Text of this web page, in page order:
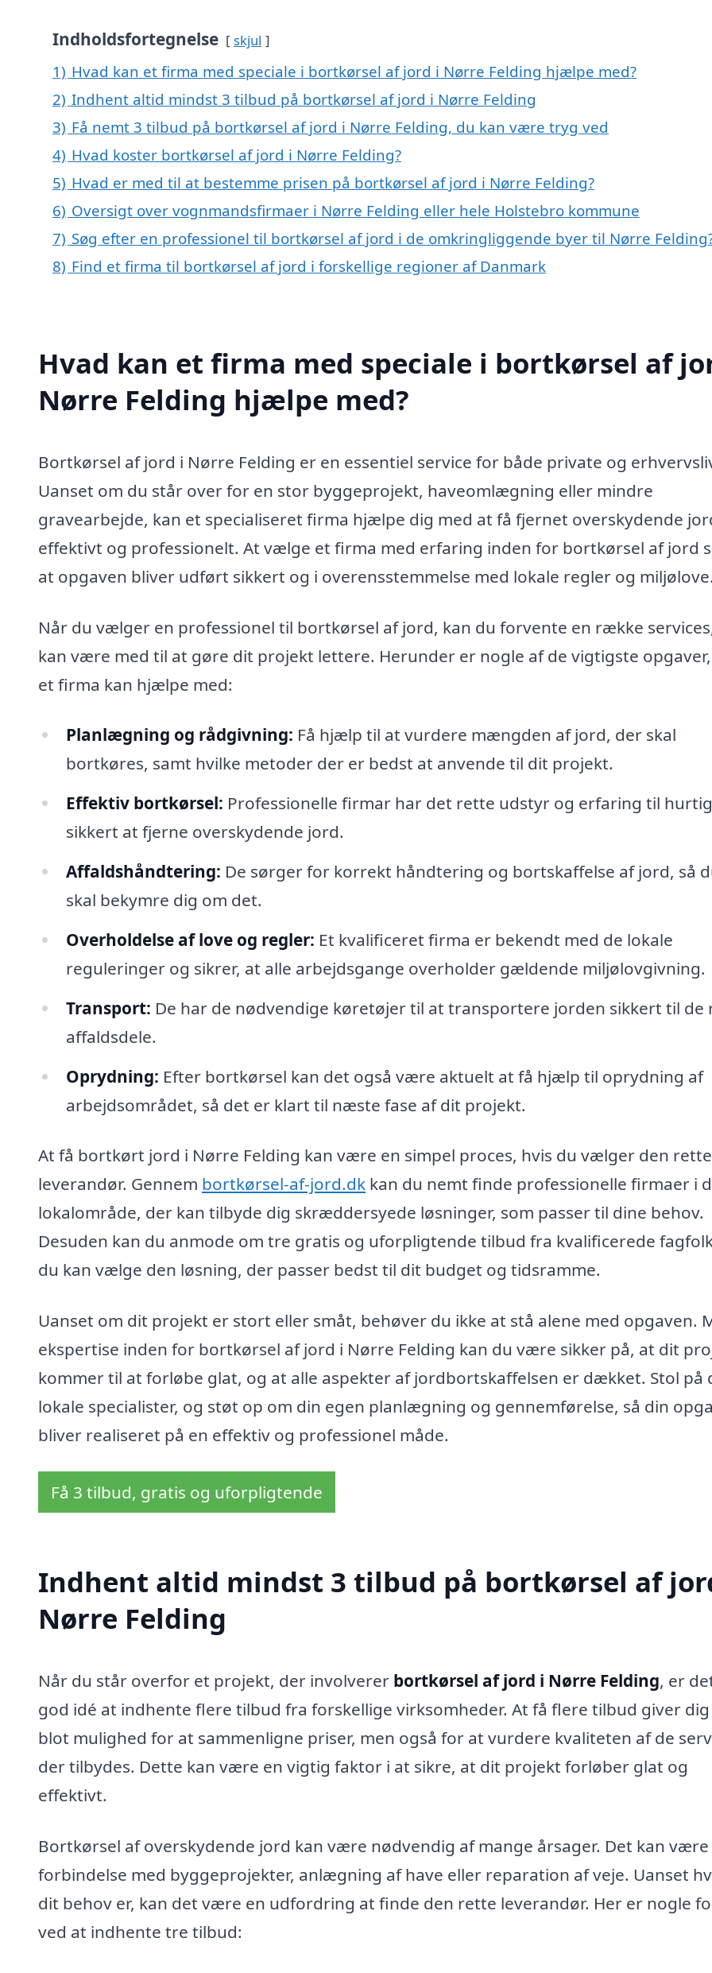
Indholdsfortegnelse skjul
1) Hvad kan et firma med speciale i bortkørsel af jord i Nørre Felding hjælpe med?
2) Indhent altid mindst 3 tilbud på bortkørsel af jord i Nørre Felding
3) Få nemt 3 tilbud på bortkørsel af jord i Nørre Felding, du kan være tryg ved
4) Hvad koster bortkørsel af jord i Nørre Felding?
5) Hvad er med til at bestemme prisen på bortkørsel af jord i Nørre Felding?
6) Oversigt over vognmandsfirmaer i Nørre Felding eller hele Holstebro kommune
7) Søg efter en professionel til bortkørsel af jord i de omkringliggende byer til Nørre
8) Find et firma til bortkørsel af jord i forskellige regioner af Danmark
Hvad kan et firma med speciale i bortkørsel af
Nørre Felding hjælpe med?
Bortkørsel af jord i Nørre Felding er en essentiel service for både private og
Uanset om du står over for en stor byggeprojekt, haveomlægning eller mindre
gravearbejde, kan et specialiseret firma hjælpe dig med at få fjernet overskydende
effektivt og professionelt. At vælge et firma med erfaring inden for bortkørsel af jord
at opgaven bliver udført sikkert og i overensstemmelse med lokale regler og miljølove.
Når du vælger en professionel til bortkørsel af jord, kan du forvente en række
kan være med til at gøre dit projekt lettere. Herunder er nogle af de vigtigste
et firma kan hjælpe med:
Planlægning og rådgivning: Få hjælp til at vurdere mængden af jord, der skal
bortkøres, samt hvilke metoder der er bedst at anvende til dit projekt.
Effektiv bortkørsel: Professionelle firmar har det rette udstyr og erfaring til
sikkert at fjerne overskydende jord.
Affaldshåndtering: De sørger for korrekt håndtering og bortskaffelse af jord, så
skal bekymre dig om det.
Overholdelse af love og regler: Et kvalificeret firma er bekendt med de lokale
reguleringer og sikrer, at alle arbejdsgange overholder gældende miljølovgivning.
Transport: De har de nødvendige køretøjer til at transportere jorden sikkert til de
affaldsdele.
Oprydning: Efter bortkørsel kan det også være aktuelt at få hjælp til oprydning af
arbejdsområdet, så det er klart til næste fase af dit projekt.
At få bortkørt jord i Nørre Felding kan være en simpel proces, hvis du vælger den rette
leverandør. Gennem bortkørsel-af-jord.dk kan du nemt finde professionelle firmaer i
lokalområde, der kan tilbyde dig skræddersyede løsninger, som passer til dine behov.
Desuden kan du anmode om tre gratis og uforpligtende tilbud fra kvalificerede
du kan vælge den løsning, der passer bedst til dit budget og tidsramme.
Uanset om dit projekt er stort eller småt, behøver du ikke at stå alene med opgaven.
ekspertise inden for bortkørsel af jord i Nørre Felding kan du være sikker på, at dit
kommer til at forløbe glat, og at alle aspekter af jordbortskaffelsen er dækket. Stol på
lokale specialister, og støt op om din egen planlægning og gennemførelse, så din
bliver realiseret på en effektiv og professionel måde.
Få 3 tilbud, gratis og uforpligtende
Indhent altid mindst 3 tilbud på bortkørsel af
Nørre Felding
Når du står overfor et projekt, der involverer bortkørsel af jord i Nørre Felding, er
god idé at indhente flere tilbud fra forskellige virksomheder. At få flere tilbud giver dig
blot mulighed for at sammenligne priser, men også for at vurdere kvaliteten af de
der tilbydes. Dette kan være en vigtig faktor i at sikre, at dit projekt forløber glat og
effektivt.
Bortkørsel af overskydende jord kan være nødvendig af mange årsager. Det kan være
forbindelse med byggeprojekter, anlægning af have eller reparation af veje. Uanset
dit behov er, kan det være en udfordring at finde den rette leverandør. Her er nogle
ved at indhente tre tilbud: